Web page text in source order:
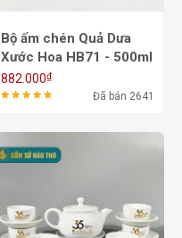
Bộ ấm chén Quả Dưa
Xước Hoa HB71 - 500ml
882.000₫
Đã bán 2641